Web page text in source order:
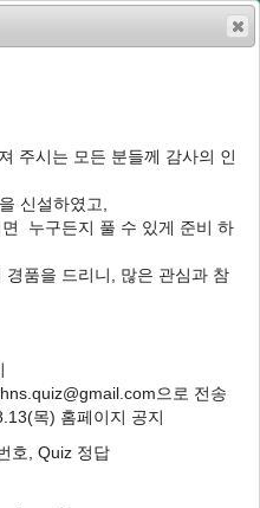
n
v
o
오인된 미주신경에
1예
of Vagus
: Case
주시는 모든 분들께 감사의 인
신설하였고,
누구든지 풀 수 있게 준비 하
품을 드리니, 많은 관심과 참
으로 전송
목) 홈페이지 공지
호, Quiz 정답